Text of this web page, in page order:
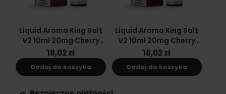
Liquid Aroma King Salt
V2 10ml 20mg Cherry
Lemonade
18,02 zł
Dodaj do koszyka
Liquid Aroma King Salt
V2 10ml 20mg Cherry
Coke
18,02 zł
Dodaj do koszyka